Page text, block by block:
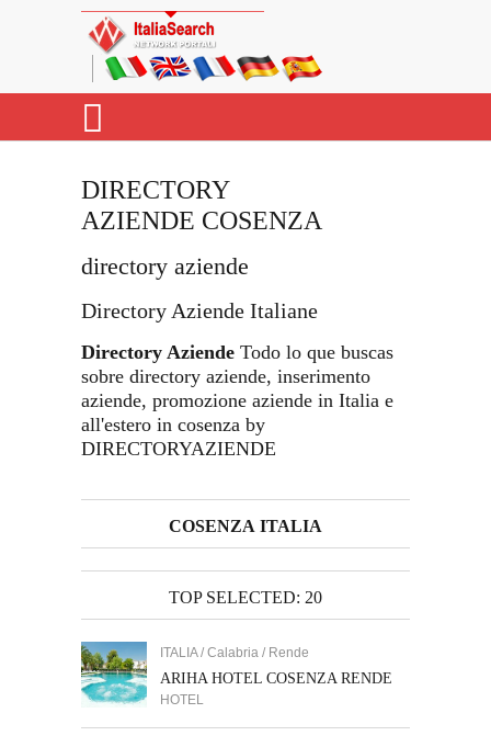
DIRECTORY
AZIENDE COSENZA
directory aziende
Directory Aziende Italiane
Directory Aziende Todo lo que buscas
sobre directory aziende, inserimento
aziende, promozione aziende in Italia e
all'estero in cosenza by
DIRECTORYAZIENDE
COSENZA ITALIA
TOP SELECTED: 20
ITALIA / Calabria / Rende
ARIHA HOTEL COSENZA RENDE
HOTEL